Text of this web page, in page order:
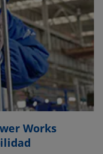
Works